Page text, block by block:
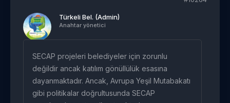
Türkeli Bel. (Admin)
Anahtar yönetici
SECAP projeleri belediyeler için zorunlu
değildir ancak katılım gönüllülük esasına
dayanmaktadır. Ancak, Avrupa Yeşil Mutabakatı
gibi politikalar doğrultusunda SECAP